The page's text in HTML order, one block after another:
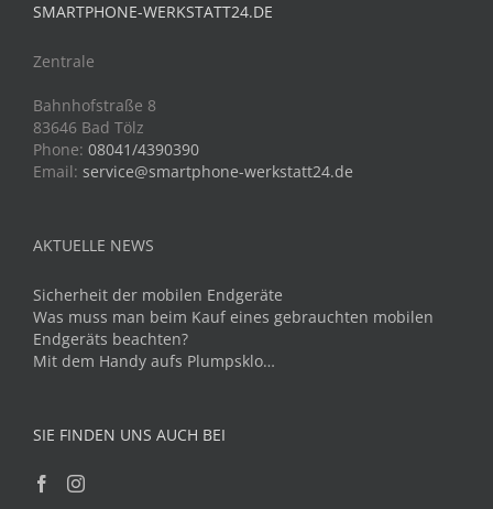
SMARTPHONE-WERKSTATT24.DE
Zentrale
Bahnhofstraße 8
83646 Bad Tölz
Phone: 08041/4390390
Email: service@smartphone-werkstatt24.de
AKTUELLE NEWS
Sicherheit der mobilen Endgeräte
Was muss man beim Kauf eines gebrauchten mobilen
Endgeräts beachten?
Mit dem Handy aufs Plumpsklo…
SIE FINDEN UNS AUCH BEI